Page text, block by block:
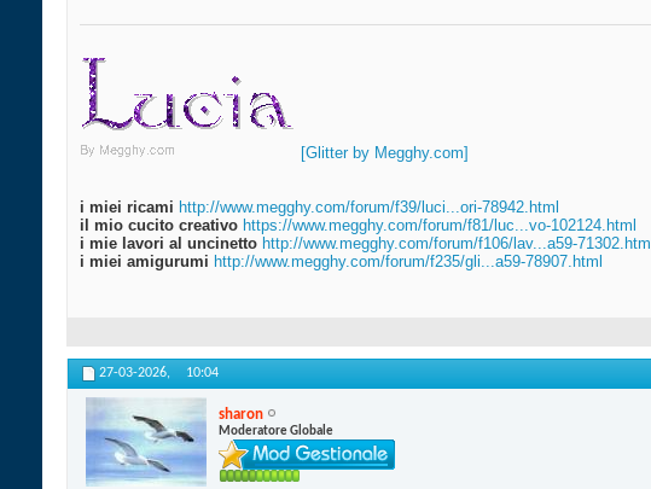
[Glitter by Megghy.com]
i miei ricami http://www.megghy.com/forum/f39/luci...ori-78942.html
il mio cucito creativo https://www.megghy.com/forum/f81/luc...vo-102124.html
i mie lavori al uncinetto http://www.megghy.com/forum/f106/lav...a59-71302.html
i miei amigurumi http://www.megghy.com/forum/f235/gli...a59-78907.html
27-03-2026, 10:04
sharon
Moderatore Globale